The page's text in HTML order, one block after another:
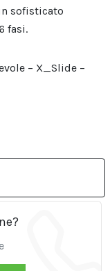
sofisticato
fasi.
– X_Slide –